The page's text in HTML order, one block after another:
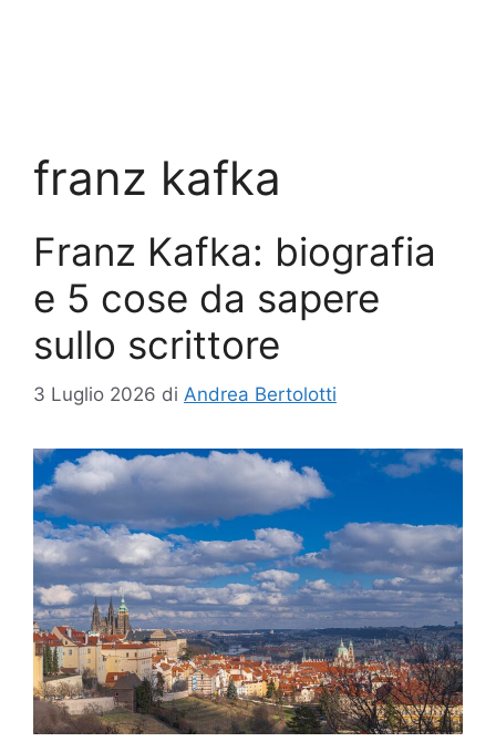
franz kafka
Franz Kafka: biografia
e 5 cose da sapere
sullo scrittore
3 Luglio 2026 di Andrea Bertolotti